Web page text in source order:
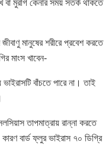
মুরগি কেনার সময় সতর্ক থাকতে
জীবাণু মানুষের শরীরে প্রবেশ করতে
মাংস খাবেন-
ভাইরাসটি বাঁচতে পারে না। তাই
তাপমাত্রায় রান্না করতে
বার্ড ফ্লুর ভাইরাস ৭০ ডিগ্রি